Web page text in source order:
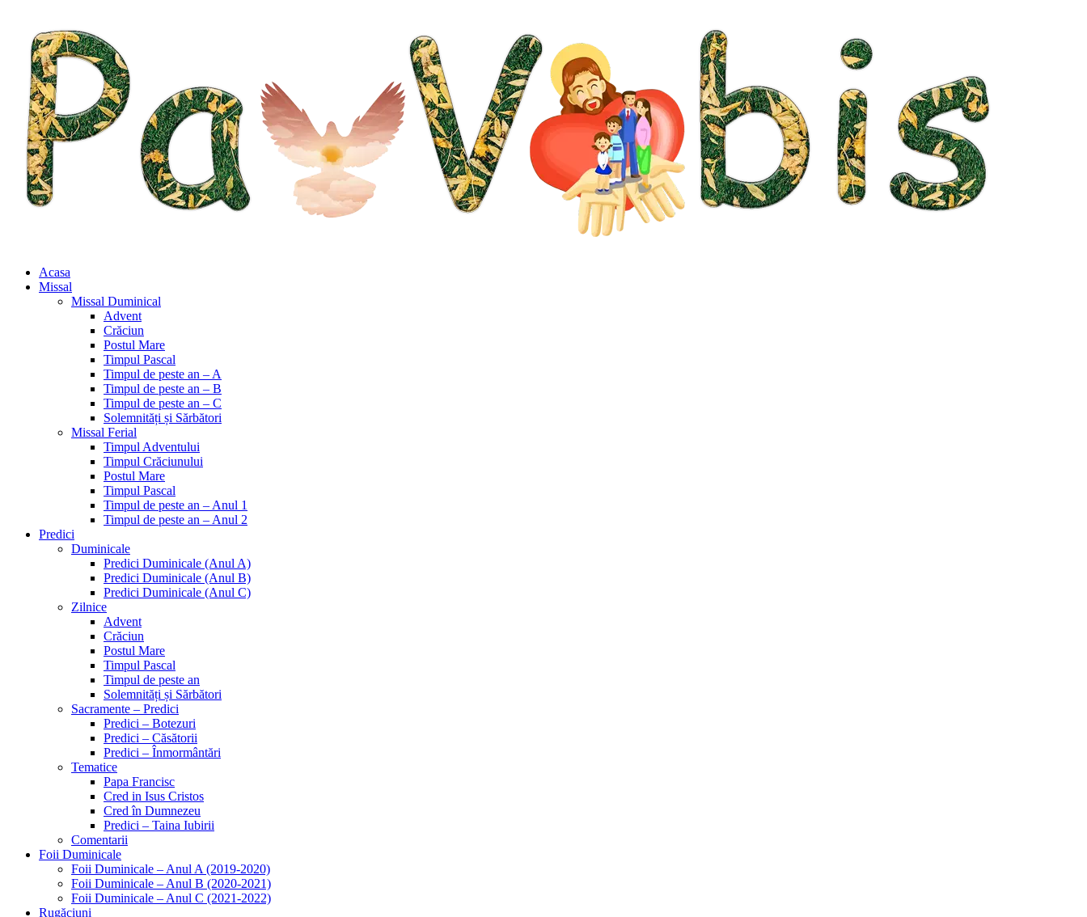
Acasa
Missal
Missal Duminical
Advent
Crăciun
Postul Mare
Timpul Pascal
Timpul de peste an – A
Timpul de peste an – B
Timpul de peste an – C
Solemnități și Sărbători
Missal Ferial
Timpul Adventului
Timpul Crăciunului
Postul Mare
Timpul Pascal
Timpul de peste an – Anul 1
Timpul de peste an – Anul 2
Predici
Duminicale
Predici Duminicale (Anul A)
Predici Duminicale (Anul B)
Predici Duminicale (Anul C)
Zilnice
Advent
Crăciun
Postul Mare
Timpul Pascal
Timpul de peste an
Solemnități și Sărbători
Sacramente – Predici
Predici – Botezuri
Predici – Căsătorii
Predici – Înmormântări
Tematice
Papa Francisc
Cred in Isus Cristos
Cred în Dumnezeu
Predici – Taina Iubirii
Comentarii
Foii Duminicale
Foii Duminicale – Anul A (2019-2020)
Foii Duminicale – Anul B (2020-2021)
Foii Duminicale – Anul C (2021-2022)
Rugăciuni